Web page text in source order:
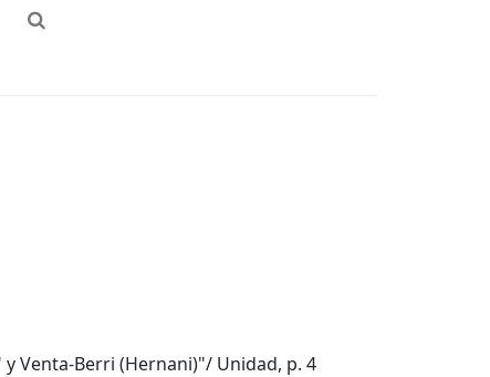
Venta-Berri (Hernani)"/ Unidad, p. 4